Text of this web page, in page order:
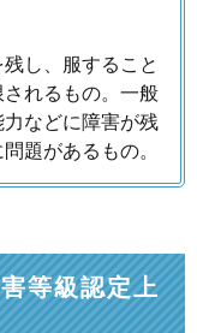
し、服すること
れるもの。一般
などに障害が残
題があるもの。
等級認定上